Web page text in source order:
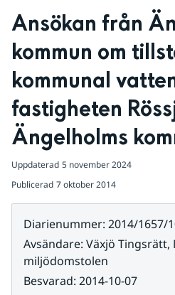
Ansökan från
kommun om
kommunal
fastigheten
Ängelholms
Uppdaterad 5 november 2024
Publicerad 7 oktober 2014
Diarienummer: 2014/1657/
Avsändare: Växjö Tingsrätt,
miljödomstolen
Besvarad: 2014-10-07